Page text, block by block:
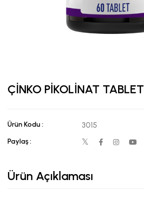
ÇİNKO PİKOLİNAT TABLET
Ürün Kodu : 3015
Paylaş :
Ürün Açıklaması